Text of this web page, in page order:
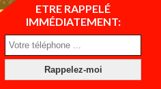
ETRE RAPPELÉ
IMMÉDIATEMENT: